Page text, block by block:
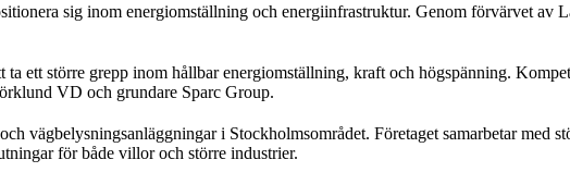
sig inom energiomställning och energiinfrastruktur. Genom förvärvet av
ett större grepp inom hållbar energiomställning, kraft och högspänning.
VD och grundare Sparc Group.
vägbelysningsanläggningar i Stockholmsområdet. Företaget samarbetar med
för både villor och större industrier.